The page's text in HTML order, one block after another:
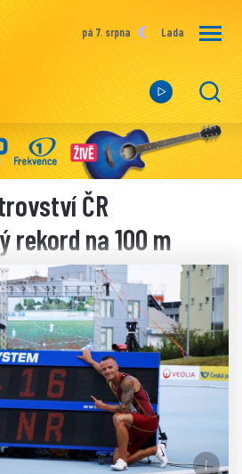
pá 7. srpna Lada
ČR
rekord na 100 m